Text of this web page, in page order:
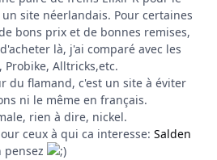
site néerlandais. Pour certaines
bons prix et de bonnes remises,
là, j'ai comparé avec les
Alltricks,etc.
du flamand, c'est un site à éviter
ni le même en français.
rien à dire, nickel.
ceux à qui ca interesse: Salden
pensez